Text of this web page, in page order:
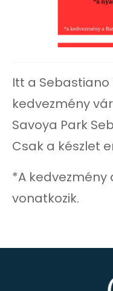
Itt a Sebastiano
kedvezmény
Savoya Park
Csak a készlet
*A
vonatkozik.